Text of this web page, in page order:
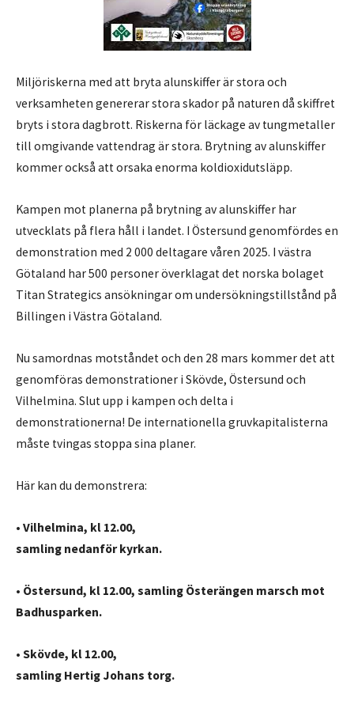
Miljöriskerna med att bryta alunskiffer är stora och
verksamheten genererar stora skador på naturen då skiffret
bryts i stora dagbrott. Riskerna för läckage av tungmetaller
till omgivande vattendrag är stora. Brytning av alunskiffer
kommer också att orsaka enorma koldioxidutsläpp.
Kampen mot planerna på brytning av alunskiffer har
utvecklats på flera håll i landet. I Östersund genomfördes en
demonstration med 2 000 deltagare våren 2025. I västra
Götaland har 500 personer överklagat det norska bolaget
Titan Strategics ansökningar om undersökningstillstånd på
Billingen i Västra Götaland.
Nu samordnas motståndet och den 28 mars kommer det att
genomföras demonstrationer i Skövde, Östersund och
Vilhelmina. Slut upp i kampen och delta i
demonstrationerna! De internationella gruvkapitalisterna
måste tvingas stoppa sina planer.
Här kan du demonstrera:
• Vilhelmina, kl 12.00,
samling nedanför kyrkan.
• Östersund, kl 12.00, samling Österängen marsch mot
Badhusparken.
• Skövde, kl 12.00,
samling Hertig Johans torg.